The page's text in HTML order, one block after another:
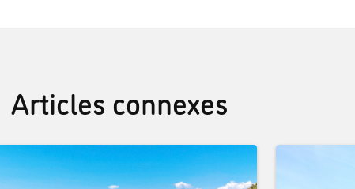
Articles connexes